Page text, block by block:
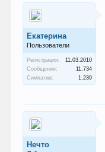
Екатерина
Пользователи
Регистрация:
11.03.2010
Сообщения:
11.734
Симпатии:
1.239
Нечто